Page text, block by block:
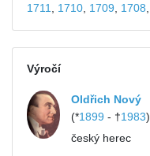
1711
1710, 1709 1708
Výročí
Oldřich Nový
(*1899 - †1983)
český herec